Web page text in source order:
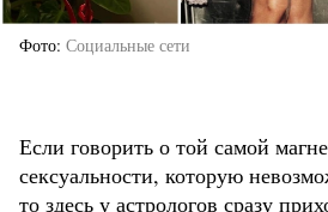
Фото Социальные сети
Если говорить о той самой
сексуальности, которую
то здесь у астрологов сразу